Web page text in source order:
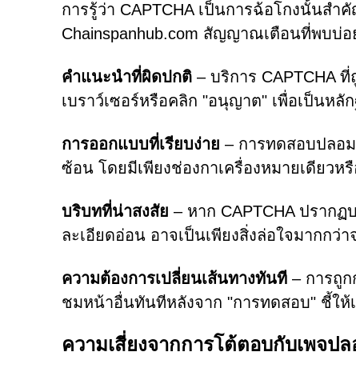
การรู้ว่า CAPTCHA เป็นการฉ้อโกงนั้นส
Chainspanhub.com สัญญาณเตือนที่พบบ่อ
คำแนะนำที่ผิดปกติ – บริการ CAPTCHA
เบราว์เซอร์หรือคลิก "อนุญาต" เพื่อเป็นหลั
การออกแบบที่เรียบง่าย – การทดสอบปลอ
ซ้อน โดยมีเพียงช่องกาเครื่องหมายเดียวห
บริบทที่น่าสงสัย – หาก CAPTCHA ปราก
ละเอียดอ่อน อาจเป็นเพียงสิ่งล่อใจมากก
ความต้องการเปลี่ยนเส้นทางทันที – การถู
ชมหน้าอื่นทันทีหลังจาก "การทดสอบ" ชี้ให้
ความเสี่ยงจากการโต้ตอบกับเพจป